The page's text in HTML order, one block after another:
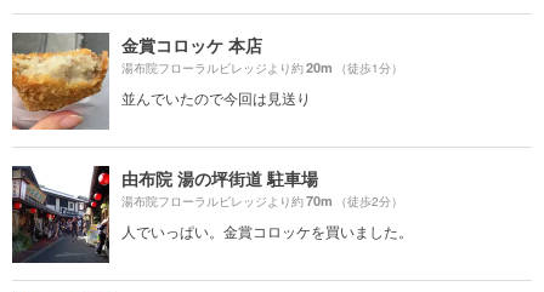
金賞コロッケ 本店
湯布院フローラルビレッジより約20m （徒歩1分）
並んでいたので今回は見送り
由布院 湯の坪街道 駐車場
湯布院フローラルビレッジより約70m （徒歩2分）
人でいっぱい。金賞コロッケを買いました。